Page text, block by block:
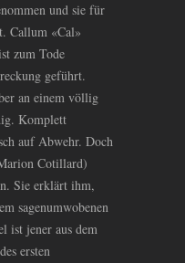
und sie für
Callum «Cal»
zum Tode
geführt.
an einem völlig
Komplett
auf Abwehr. Doch
Cotillard)
Sie erklärt ihm,
sagenumwobenen
ist jener aus dem
ersten